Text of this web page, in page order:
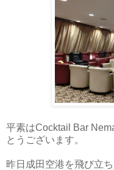
平素はCocktail Bar
とうございます。
昨日成田空港を飛び立